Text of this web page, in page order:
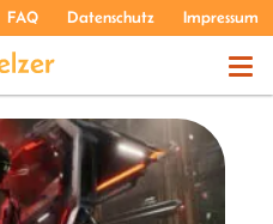
FAQ Datenschutz Impressum